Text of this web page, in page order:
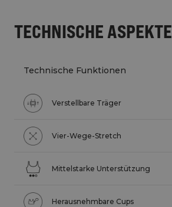
TECHNISCHE ASPEKTE
Technische Funktionen
Verstellbare Träger
Vier-Wege-Stretch
Mittelstarke Unterstützung
Herausnehmbare Cups